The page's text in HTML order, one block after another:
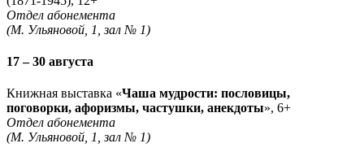
Отдел абонемента
(М. Ульяновой, 1, зал № 1)
17 – 30 августа
Книжная выставка «Чаша мудрости: пословицы,
поговорки, афоризмы, частушки, анекдоты», 6+
Отдел абонемента
(М. Ульяновой, 1, зал № 1)